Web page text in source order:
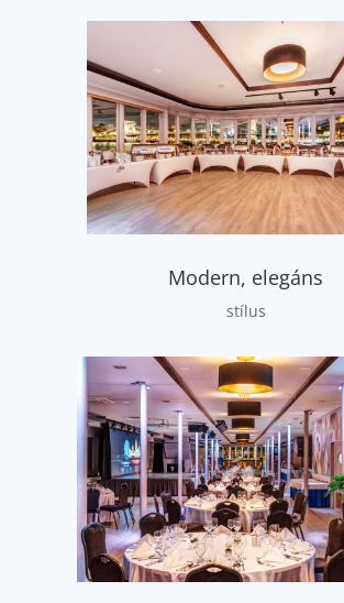
Modern, elegáns
stílus